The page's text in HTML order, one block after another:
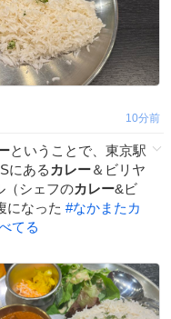
11分前
ということで、東京駅
にある カレー＆ビリヤ
（シェフのカレー&ビ
になった #なかまたカ
てる